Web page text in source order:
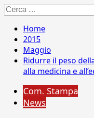
Ricerca
per:
Home
2015
Maggio
Ridurre il peso
alla medicina e
Com. Stampa
News